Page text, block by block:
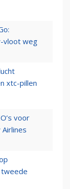
vloot weg
xtc-pillen
voor
tweede